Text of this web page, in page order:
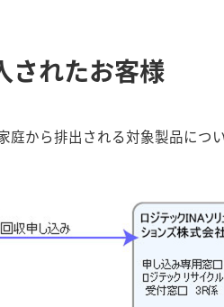
されたお客様
から排出される対象製品につ